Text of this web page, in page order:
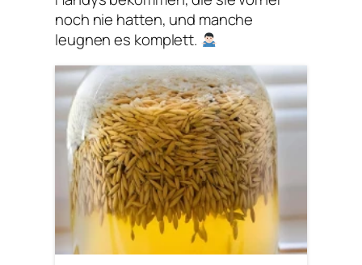
noch nie hatten, und manche
leugnen es komplett.